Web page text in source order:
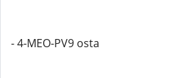
- 4-MEO-PV9 osta